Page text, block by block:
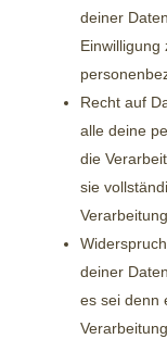
deiner
Einwilligung
Recht auf
alle deine
die
sie
deiner
es sei denn
Verarbeitung.